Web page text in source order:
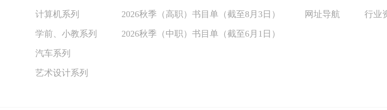
计算机系列
学前、小教系列
汽车系列
艺术设计系列
2026秋季（高职）书目单（截至8月3日）
2026秋季（中职）书目单（截至6月1日）
网址导航
行业